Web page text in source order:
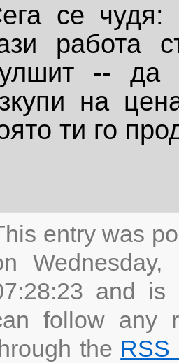
се чудя:
работа
-- да
на
ти го
entry was
and
follow any
the RSS